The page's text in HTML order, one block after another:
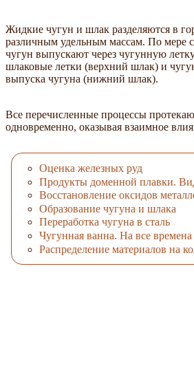
Жидкие чугун и шлак разделяются в
различным удельным массам. По мере
чугун выпускают через чугунную
шлаковые летки (верхний шлак) и
выпуска чугуна (нижний шлак).
Все перечисленные процессы
одновременно, оказывая взаимное
Оценка железных руд
Продукты доменной плавки.
Восстановление оксидов
Образование чугуна и шлака
Переработка чугуна в сталь
Чугунная ванна. На все времена
Распределение материалов на